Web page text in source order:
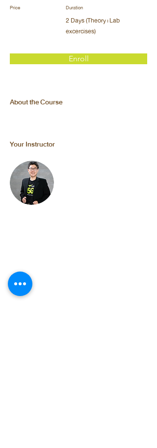
Price Duration
2 Days (Theory+Lab
excercises)
Enroll
About the Course
Your Instructor